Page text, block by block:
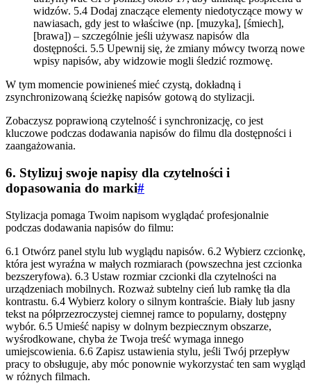
widzów. 5.4 Dodaj znaczące elementy niedotyczące mowy w
nawiasach, gdy jest to właściwe (np. [muzyka], [śmiech],
[brawa]) – szczególnie jeśli używasz napisów dla
dostępności. 5.5 Upewnij się, że zmiany mówcy tworzą nowe
wpisy napisów, aby widzowie mogli śledzić rozmowę.
W tym momencie powinieneś mieć czystą, dokładną i
zsynchronizowaną ścieżkę napisów gotową do stylizacji.
Zobaczysz poprawioną czytelność i synchronizację, co jest
kluczowe podczas dodawania napisów do filmu dla dostępności i
zaangażowania.
6. Stylizuj swoje napisy dla czytelności i
dopasowania do marki#
Stylizacja pomaga Twoim napisom wyglądać profesjonalnie
podczas dodawania napisów do filmu:
6.1 Otwórz panel stylu lub wyglądu napisów. 6.2 Wybierz czcionkę,
która jest wyraźna w małych rozmiarach (powszechna jest czcionka
bezszeryfowa). 6.3 Ustaw rozmiar czcionki dla czytelności na
urządzeniach mobilnych. Rozważ subtelny cień lub ramkę tła dla
kontrastu. 6.4 Wybierz kolory o silnym kontraście. Biały lub jasny
tekst na półprzezroczystej ciemnej ramce to popularny, dostępny
wybór. 6.5 Umieść napisy w dolnym bezpiecznym obszarze,
wyśrodkowane, chyba że Twoja treść wymaga innego
umiejscowienia. 6.6 Zapisz ustawienia stylu, jeśli Twój przepływ
pracy to obsługuje, aby móc ponownie wykorzystać ten sam wygląd
w różnych filmach.